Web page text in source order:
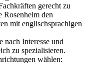
gerecht zu
Rosenheim den
mit englischsprachigen
nach Interesse und
zu spezialisieren.
wählen: